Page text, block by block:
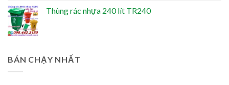
Thùng rác nhựa 240 lít TR240
BÁN CHẠY NHẤT